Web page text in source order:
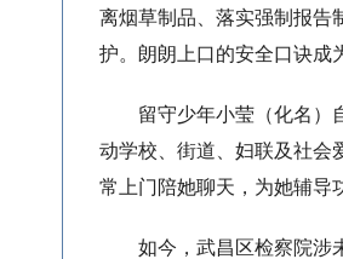
离烟草制品、落实强制报告
护。朗朗上口的安全口诀成
留守少年小莹（化名）
动学校、街道、妇联及社会
常上门陪她聊天，为她辅导
如今，武昌区检察院涉